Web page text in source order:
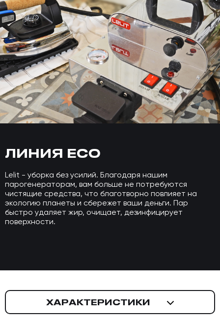
ЛИНИЯ ECO
Lelit - уборка без усилий. Благодаря нашим
парогенераторам, вам больше не потребуются
чистящие средства, что благотворно повлияет на
экологию планеты и сбережет ваши деньги. Пар
быстро удаляет жир, очищает, дезинфицирует
поверхности.
ХАРАКТЕРИСТИКИ